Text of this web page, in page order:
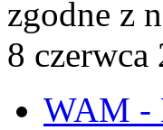
zgodne z
8
WAM -